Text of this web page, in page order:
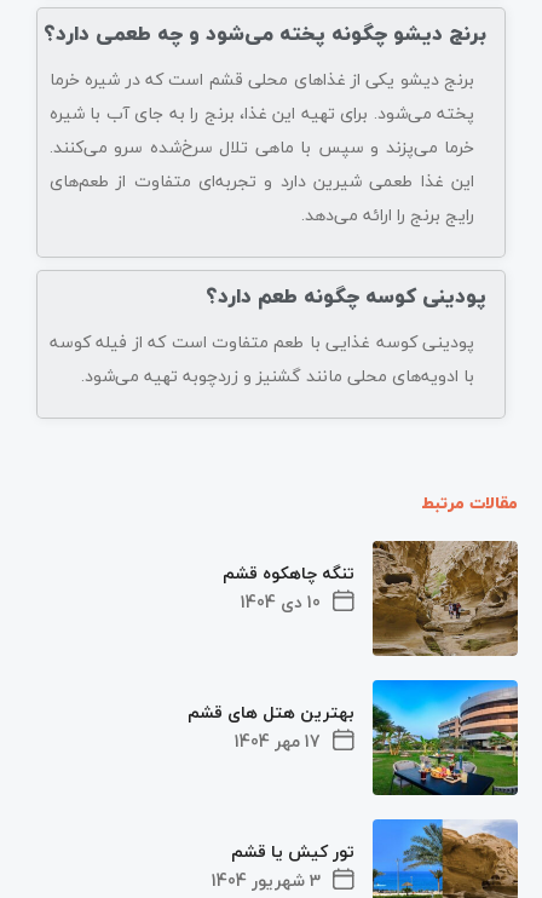
برنج دیشو چگونه پخته می‌شود و چه طعمی دارد؟
برنج دیشو یکی از غذاهای محلی قشم است که در شیره خرما
پخته می‌شود. برای تهیه این غذا، برنج را به جای آب با شیره
خرما می‌پزند و سپس با ماهی تلال سرخ‌شده سرو می‌کنند.
این غذا طعمی شیرین دارد و تجربه‌ای متفاوت از طعم‌های
رایج برنج را ارائه می‌دهد.
پودینی کوسه چگونه طعم دارد؟
پودینی کوسه غذایی با طعم متفاوت است که از فیله کوسه
با ادویه‌های محلی مانند گشنیز و زردچوبه تهیه می‌شود.
مقالات مرتبط
10 دی 1404
تنگه چاهکوه قشم
17 مهر 1404
بهترین هتل های قشم
3 شهریور 1404
تور کیش یا قشم